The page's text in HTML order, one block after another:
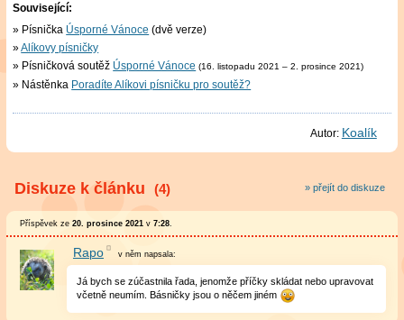
Související:
Písnička Úsporné Vánoce (dvě verze)
Alíkovy písničky
Písničková soutěž Úsporné Vánoce (16. listopadu 2021 – 2. prosince 2021)
Nástěnka Poradíte Alíkovi písničku pro soutěž?
Autor: Koalík
» přejít do diskuze
Diskuze k článku (4)
Příspěvek ze 20. prosince 2021v 7:28.
Rapo v něm napsala:
Já bych se zúčastnila řada, jenomže příčky skládat nebo upravovat
včetně neumím. Básničky jsou o něčem jiném